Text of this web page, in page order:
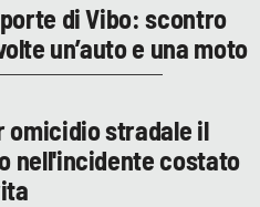
di Vibo: scontro
un’auto e una moto
omicidio stradale il
nell'incidente costato